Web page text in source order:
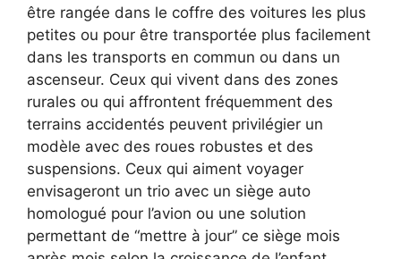
être rangée dans le coffre des voitures les plus
petites ou pour être transportée plus facilement
dans les transports en commun ou dans un
ascenseur. Ceux qui vivent dans des zones
rurales ou qui affrontent fréquemment des
terrains accidentés peuvent privilégier un
modèle avec des roues robustes et des
suspensions. Ceux qui aiment voyager
envisageront un trio avec un siège auto
homologué pour l’avion ou une solution
permettant de “mettre à jour” ce siège mois